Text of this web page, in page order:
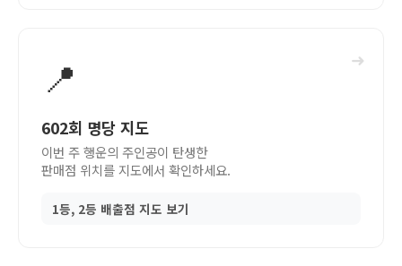
➜
📍
602회 명당 지도
이번 주 행운의 주인공이 탄생한
판매점 위치를 지도에서 확인하세요.
1등, 2등 배출점 지도 보기